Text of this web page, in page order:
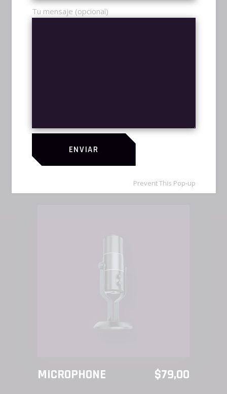
Tu mensaje (opcional)
ENVIAR
Prevent This Pop-up
M-LAPTOP
AÑADIR AL CARRITO
MICROPHONE $79,00